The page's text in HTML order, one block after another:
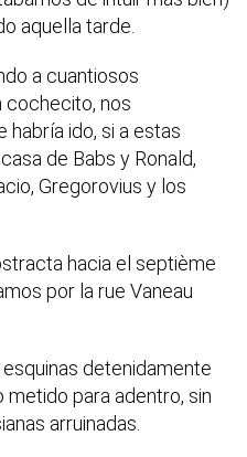
aquella tarde.
a cuantiosos
cochecito, nos
habría ido, si a estas
de Babs y Ronald,
Gregorovius y los
hacia el septième
por la rue Vaneau
detenidamente
para adentro, sin
arruinadas.